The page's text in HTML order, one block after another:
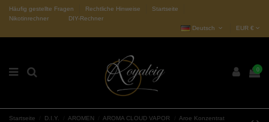
Häufig gestellte Fragen Rechtliche Hinweise
Startseite
Nikotinrechner
DIY-Rechner
Deutsch
EUR €
0
Startseite D.I.Y. AROMEN AROMA CLOUD VAPOR
Aroe Konzentrat